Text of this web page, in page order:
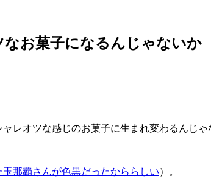
お菓子になるんじゃないか
レオツな感じのお菓子に生まれ変わるんじゃ
那覇さんが色黒だったかららしい）。